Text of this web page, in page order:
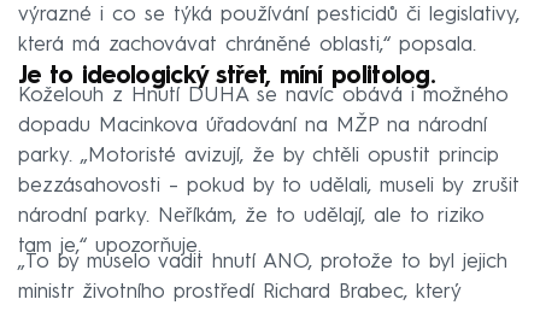
výrazné i co se týká používání pesticidů či legislativy,
která má zachovávat chráněné oblasti,“ popsala.
Je to ideologický střet, míní politolog.
Koželouh z Hnutí DUHA se navíc obává i možného
dopadu Macinkova úřadování na MŽP na národní
parky. „Motoristé avizují, že by chtěli opustit princip
bezzásahovosti – pokud by to udělali, museli by zrušit
národní parky. Neříkám, že to udělají, ale to riziko
tam je,“ upozorňuje.
„To by muselo vadit hnutí ANO, protože to byl jejich
ministr životního prostředí Richard Brabec, který